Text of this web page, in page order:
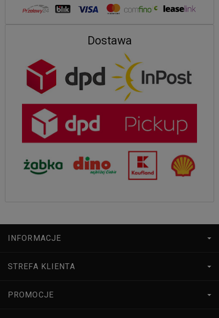
Dostawa
INFORMACJE
STREFA KLIENTA
PROMOCJE